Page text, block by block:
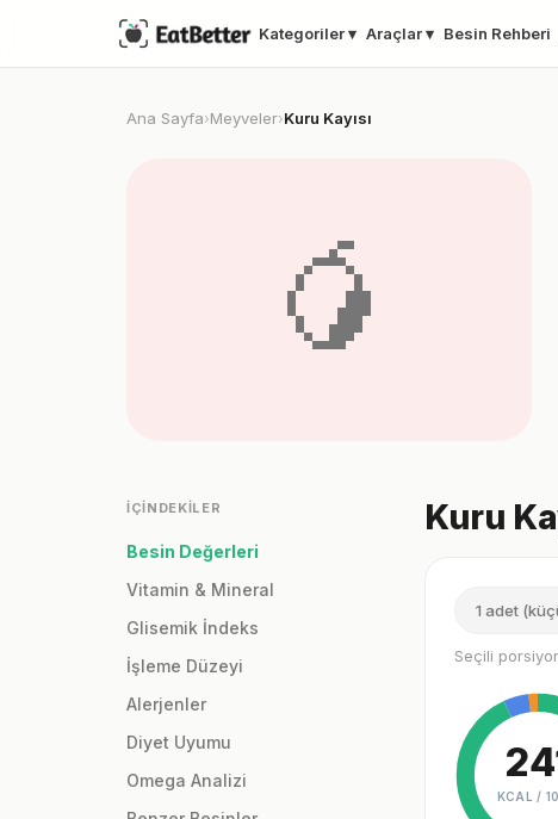
Kategoriler ▾ Araçlar ▾ Besin Rehberi
Ana Sayfa›Meyveler›Kuru Kayısı
🥭
İÇINDEKILER
Besin Değerleri
Vitamin & Mineral
Glisemik İndeks
İşleme Düzeyi
Alerjenler
Diyet Uyumu
Omega Analizi
Kuru
1 adet
Seçili
KCAL /